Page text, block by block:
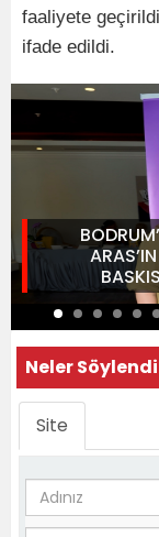
faaliyete
ifade edildi.
Neler
Site